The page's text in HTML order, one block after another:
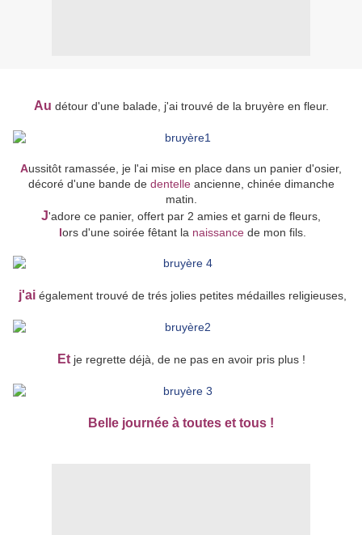
Au détour d'une balade, j'ai trouvé de la bruyère en fleur.
Aussitôt ramassée, je l'ai mise en place dans un panier d'osier,
décoré d'une bande de dentelleancienne, chinée dimanche
matin.
J'adore ce panier, offert par 2 amies et garni de fleurs,
lors d'une soirée fêtant la naissance de mon fils.
j'ai également trouvé de trés jolies petites médailles religieuses,
Etje regrette déjà, de ne pas en avoir pris plus !
Belle journée à toutes et tous !